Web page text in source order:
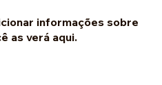
informações sobre
as verá aqui.